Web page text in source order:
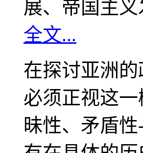
展、帝国主
全文...
在探讨亚洲
必须正视这
昧性、矛盾